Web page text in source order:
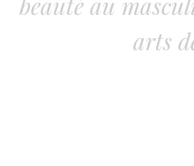
arts